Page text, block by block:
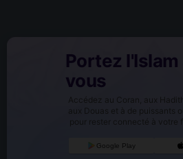
Portez l'Islam
vous
Accédez au Coran, aux
aux Douas et à de puissants
pour rester connecté à votre
Google Play